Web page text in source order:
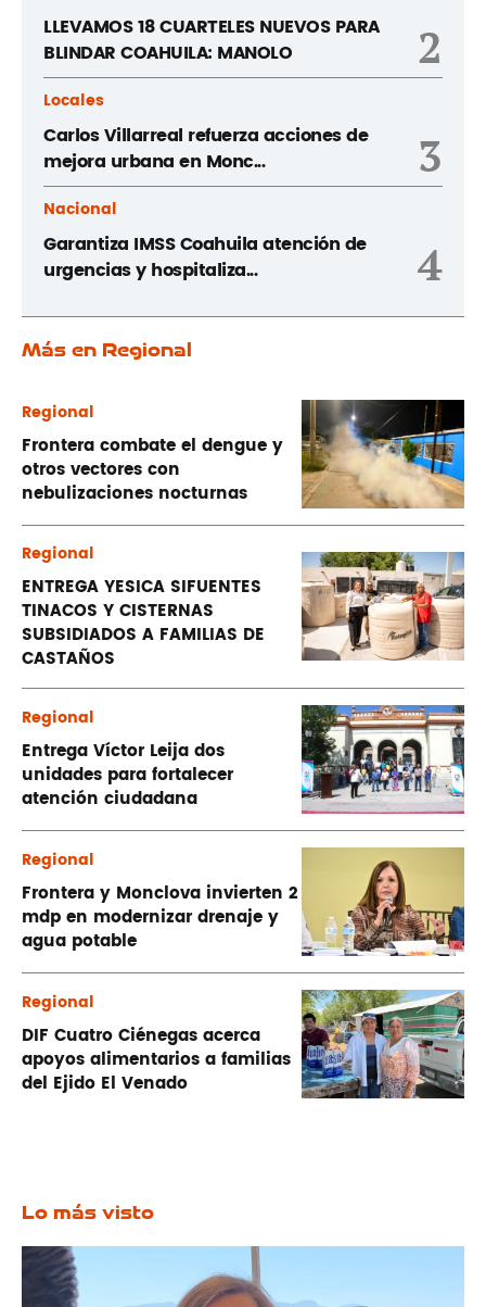
LLEVAMOS 18 CUARTELES NUEVOS PARA
BLINDAR COAHUILA: MANOLO
2
Locales
Carlos Villarreal refuerza acciones de
mejora urbana en Monc...
3
Nacional
Garantiza IMSS Coahuila atención de
urgencias y hospitaliza...
4
Más en Regional
Regional
Frontera combate el dengue y
otros vectores con
nebulizaciones nocturnas
Regional
ENTREGA YESICA SIFUENTES
TINACOS Y CISTERNAS
SUBSIDIADOS A FAMILIAS DE
CASTAÑOS
Regional
Entrega Víctor Leija dos
unidades para fortalecer
atención ciudadana
Regional
Frontera y Monclova invierten 2
mdp en modernizar drenaje y
agua potable
Regional
DIF Cuatro Ciénegas acerca
apoyos alimentarios a familias
del Ejido El Venado
Lo más visto